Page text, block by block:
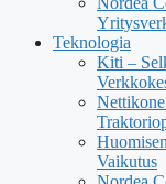
Teknologia
Kiti –
Vaikutus